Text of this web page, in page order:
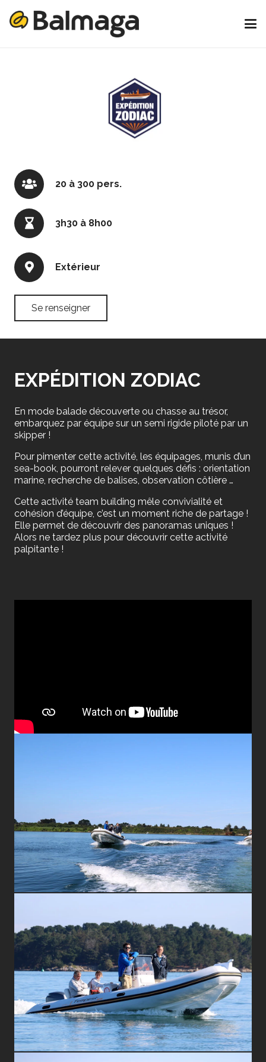
20 à 300 pers.
3h30 à 8h00
Extérieur
Se renseigner
EXPÉDITION ZODIAC
En mode balade découverte ou chasse au trésor,
embarquez par équipe sur un semi rigide piloté par un
skipper !
Pour pimenter cette activité, les équipages, munis d’un
sea-book, pourront relever quelques défis : orientation
marine, recherche de balises, observation côtière …
Cette activité team building mêle convivialité et
cohésion d’équipe, c’est un moment riche de partage !
Elle permet de découvrir des panoramas uniques !
Alors ne tardez plus pour découvrir cette activité
palpitante !